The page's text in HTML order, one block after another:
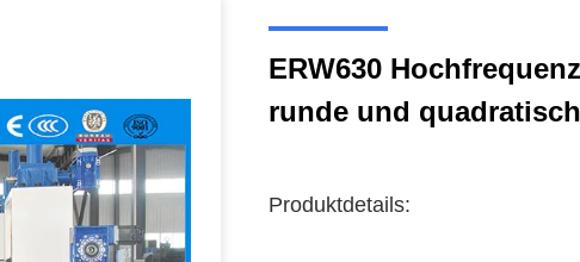
ERW630
runde und
Produktdetails: